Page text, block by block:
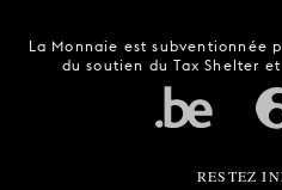
La Monnaie est
du soutien du Tax Shelter
RESTEZ